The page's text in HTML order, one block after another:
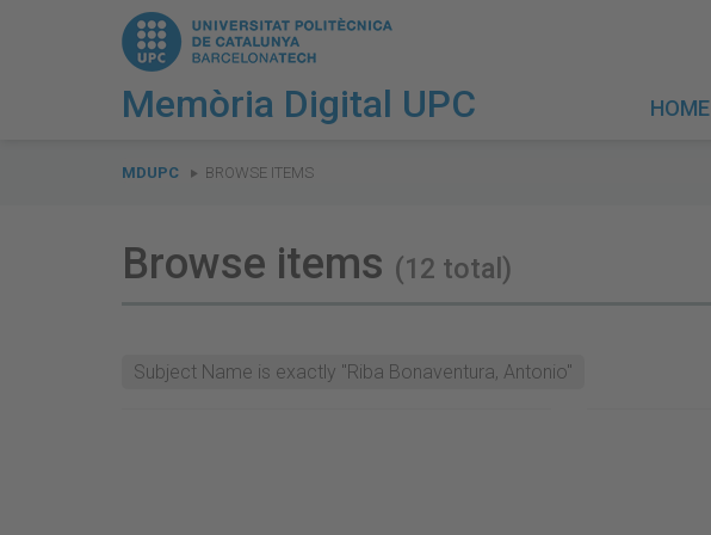
Memòria Digital UPC HOME
are
MDUPC BROWSE ITEMS
Browse items (12 total)
Subject Name is exactly "Riba Bonaventura, Antonio"